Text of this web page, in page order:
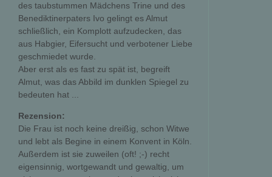
des taubstummen Mädchens Trine und des
Benediktinerpaters Ivo gelingt es Almut
schließlich, ein Komplott aufzudecken, das
aus Habgier, Eifersucht und verbotener Liebe
geschmiedet wurde.
Aber erst als es fast zu spät ist, begreift
Almut, was das Abbild im dunklen Spiegel zu
bedeuten hat ...
Rezension:
Die Frau ist noch keine dreißig, schon Witwe
und lebt als Begine in einem Konvent in Köln.
Außerdem ist sie zuweilen (oft! ;-) recht
eigensinnig, wortgewandt und gewaltig, um